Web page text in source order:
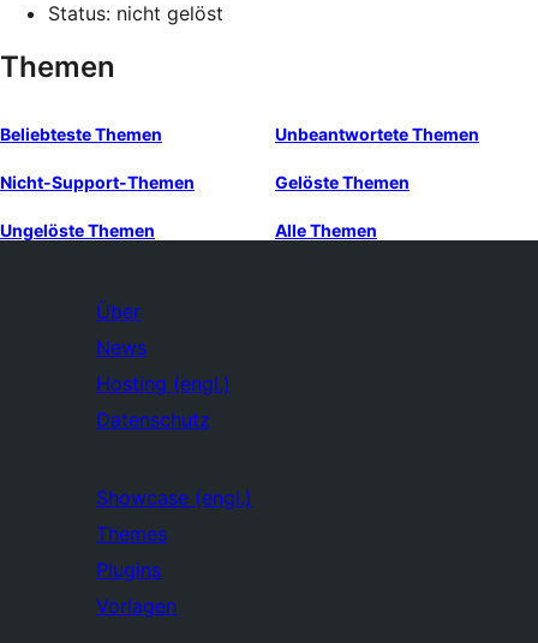
Status: nicht gelöst
Themen
Beliebteste Themen Unbeantwortete Themen
Nicht-Support-Themen Gelöste Themen
Ungelöste Themen Alle Themen
Über
News
Hosting (engl.)
Datenschutz
Showcase (engl.)
Themes
Plugins
Vorlagen